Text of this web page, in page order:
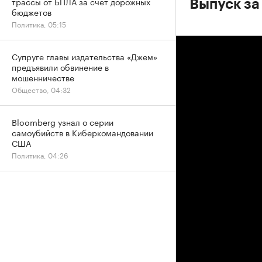
Выпуск
бюджетов
Политика, 05:15
Супруге главы издательства «Джем»
предъявили обвинение в
мошенничестве
Общество, 04:32
Bloomberg узнал о серии
самоубийств в Киберкомандовании
США
Политика, 04:26